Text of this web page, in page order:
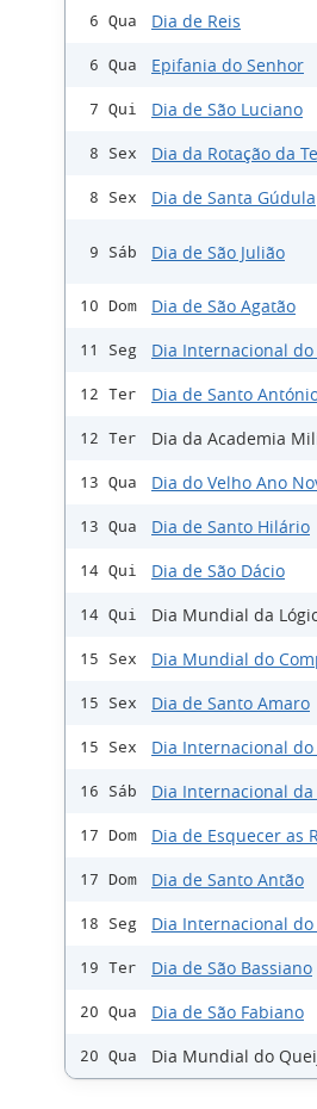
6 Qua Dia de Reis
6 Qua Epifania do Senhor
7 Qui Dia de São Luciano
8 Sex Dia da Rotação da
8 Sex Dia de Santa Gúdula
9 Sáb Dia de São Julião
10 Dom Dia de São Agatão
11 Seg Dia Internacional
12 Ter Dia de Santo
12 Ter Dia da Academia
13 Qua Dia do Velho Ano
13 Qua Dia de Santo Hilário
14 Qui Dia de São Dácio
14 Qui Dia Mundial da
15 Sex Dia Mundial do
15 Sex Dia de Santo Amaro
15 Sex Dia Internacional do
16 Sáb Dia Internacional
17 Dom Dia de Esquecer as
17 Dom Dia de Santo Antão
18 Seg Dia Internacional do
19 Ter Dia de São Bassiano
20 Qua Dia de São Fabiano
20 Qua Dia Mundial do